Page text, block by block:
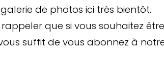
de photos ici très bientôt.
que si vous souhaitez
suffit de vous abonnez à